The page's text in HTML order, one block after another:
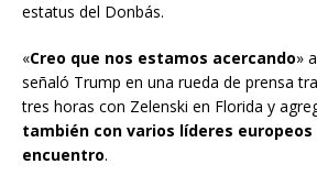
estatus del Donbás.
«Creo que nos estamos acercando»
señaló Trump en una rueda de prensa
tres horas con Zelenski en Florida y
también con varios líderes
encuentro.